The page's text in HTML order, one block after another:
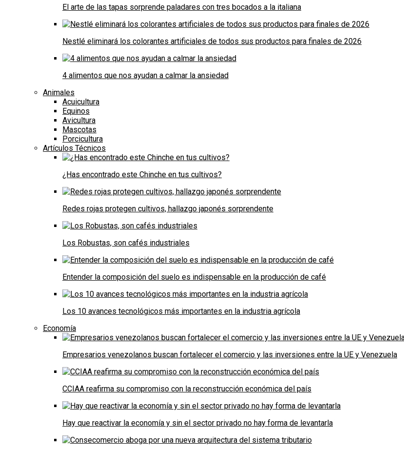
El arte de las tapas sorprende paladares con tres bocados a la italiana
Nestlé eliminará los colorantes artificiales de todos sus productos para finales de 2026
4 alimentos que nos ayudan a calmar la ansiedad
Animales
Acuicultura
Equinos
Avicultura
Mascotas
Porcicultura
Artículos Técnicos
¿Has encontrado este Chinche en tus cultivos?
Redes rojas protegen cultivos, hallazgo japonés sorprendente
Los Robustas, son cafés industriales
Entender la composición del suelo es indispensable en la producción de café
Los 10 avances tecnológicos más importantes en la industria agrícola
Economía
Empresarios venezolanos buscan fortalecer el comercio y las inversiones entre la UE y Venezuela
CCIAA reafirma su compromiso con la reconstrucción económica del país
Hay que reactivar la economía y sin el sector privado no hay forma de levantarla